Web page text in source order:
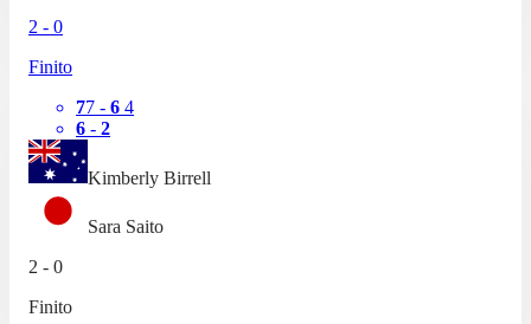
2 - 0
Finito
77 - 6 4
6 - 2
Kimberly Birrell
Sara Saito
2 - 0
Finito